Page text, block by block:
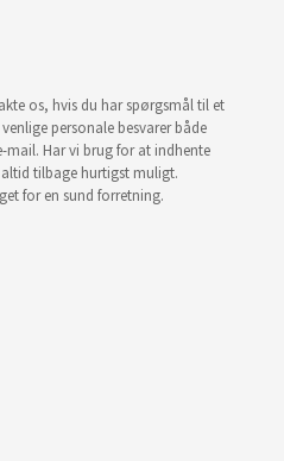
os, hvis du har spørgsmål til et
personale besvarer både
mail. Har vi brug for at indhente
tilbage hurtigst muligt.
for en sund forretning.